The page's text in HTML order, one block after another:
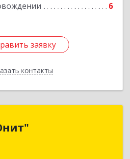
6
заявку
контакты
заявку
Назад
г, Васильева ул, дом №